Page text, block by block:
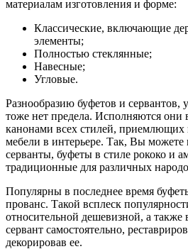
материалам изготовления и форме:
Классические, включающие
элементы;
Полностью стеклянные;
Навесные;
Угловые.
Разнообразию буфетов и
тоже нет предела. Исполняются они
канонами всех стилей, приемлющих
мебели в интерьере. Так, Вы можете
серванты, буфеты в стиле рококо и
традиционные для различных
Популярны в последнее время
прованс. Такой всплеск
относительной дешевизной, а также
сервант самостоятельно,
декорировав ее.